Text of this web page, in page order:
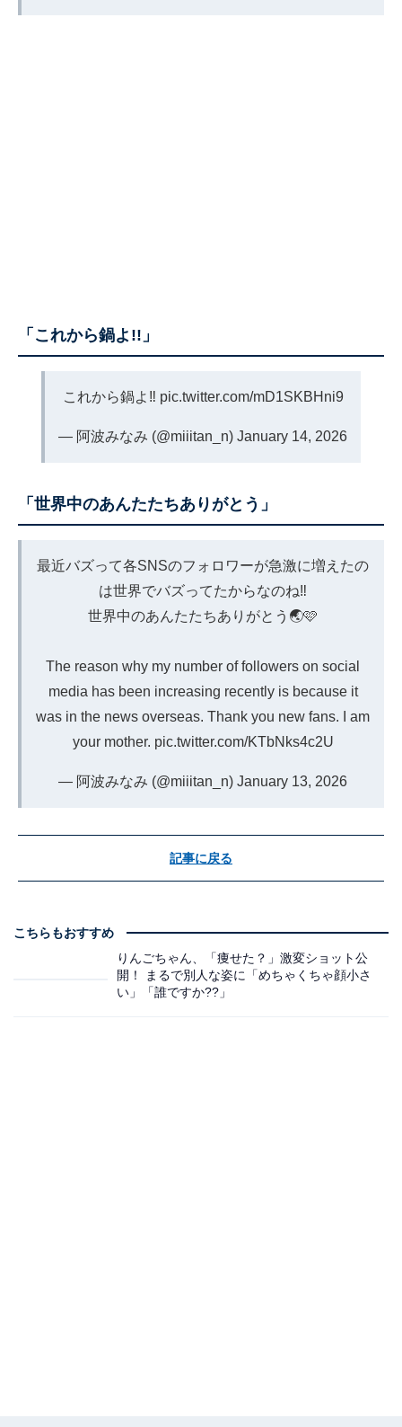
「これから鍋よ!!」
これから鍋よ‼️ pic.twitter.com/mD1SKBHni9
— 阿波みなみ (@miiitan_n) January 14, 2026
「世界中のあんたたちありがとう」
最近バズって各SNSのフォロワーが急激に増えたの
は世界でバズってたからなのね‼️
世界中のあんたたちありがとう🌏🩷
The reason why my number of followers on social
media has been increasing recently is because it
was in the news overseas. Thank you new fans. I am
your mother. pic.twitter.com/KTbNks4c2U
— 阿波みなみ (@miiitan_n) January 13, 2026
記事に戻る
こちらもおすすめ
りんごちゃん、「痩せた？」激変ショット公
開！ まるで別人な姿に「めちゃくちゃ顔小さ
い」「誰ですか??」